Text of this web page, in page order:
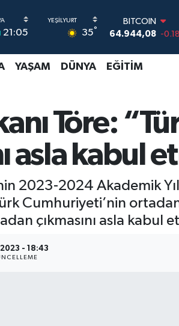
21:05 35°
DOLAR
47,7436
0.18
55,2510
STERLİN
6660.55 0.03
13.779 -14
BITCOIN
64.944,08 -0.18
YAŞAM DÜNYA EĞITIM
Töre:
asla kabul
2023-2024 Akademik Yılı
Cumhuriyeti’nin
çıkmasını asla kabul
- 18:43